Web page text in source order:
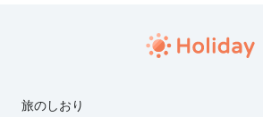
旅のしおり